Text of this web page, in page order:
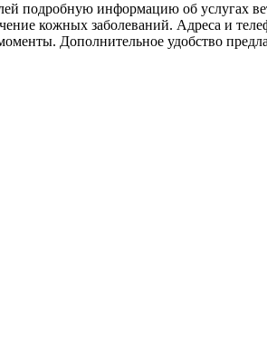
подробную информацию об услугах
кожных заболеваний. Адреса и
Дополнительное удобство